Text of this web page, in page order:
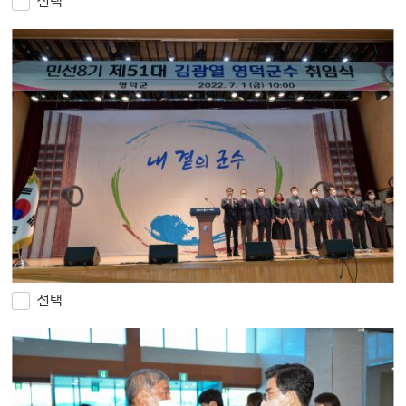
선택